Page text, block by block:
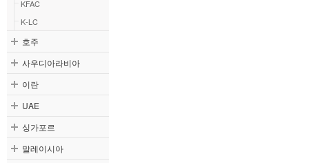
KFAC
K-LC
호주
사우디아라비아
이란
UAE
싱가포르
말레이시아